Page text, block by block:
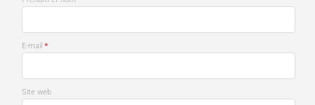
E-mail *
Site web